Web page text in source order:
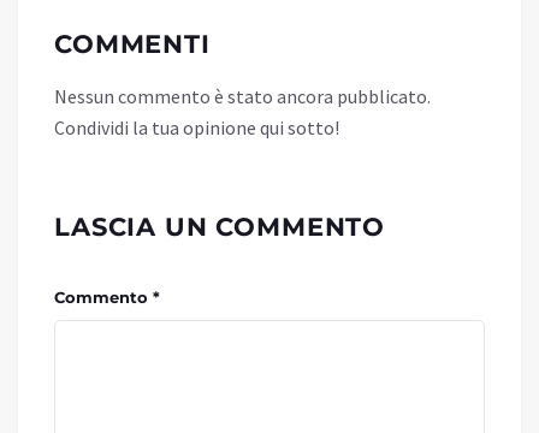
COMMENTI
Nessun commento è stato ancora pubblicato.
Condividi la tua opinione qui sotto!
LASCIA UN COMMENTO
Commento *